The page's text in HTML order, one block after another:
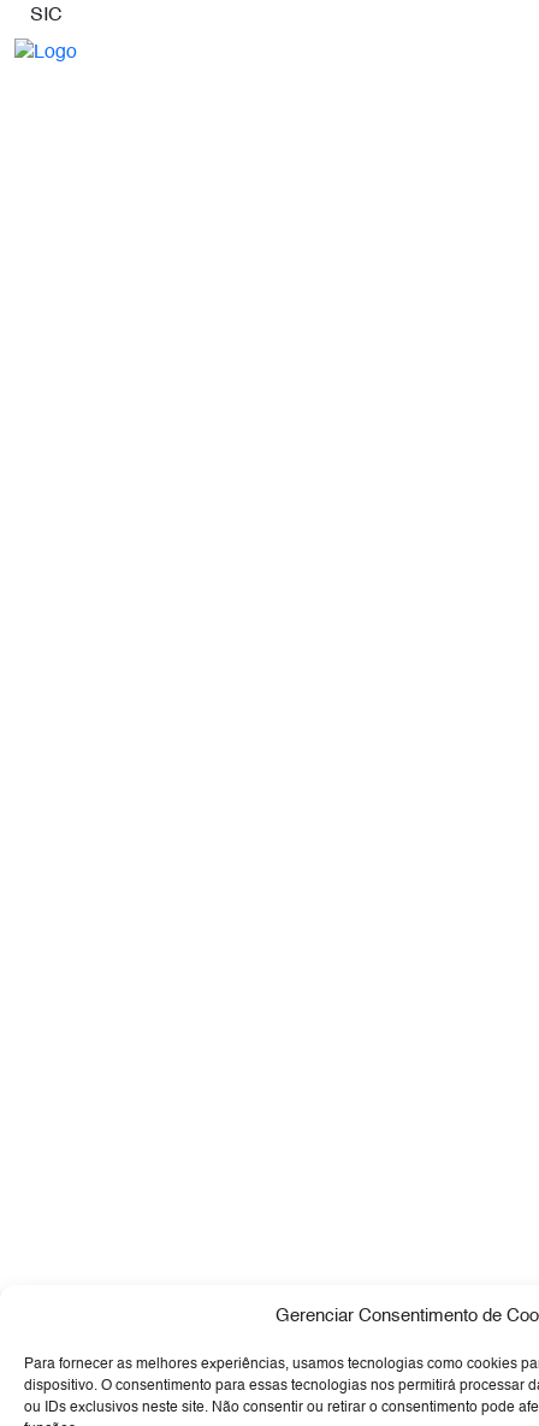
Gerenciar Consentimento de
Para fornecer as melhores experiências, usamos tecnologias como cookies
dispositivo. O consentimento para essas tecnologias nos permitirá processar
ou IDs exclusivos neste site. Não consentir ou retirar o consentimento pode
SIC